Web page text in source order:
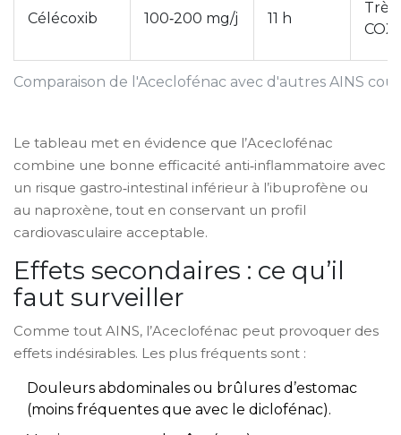
Comparaison de l'Aceclofénac avec d'autres AINS
Célécoxib 100‑200 mg/j 11 h
Très
Le tableau met en évidence que l’Aceclofénac
combine une bonne efficacité anti‑inflammatoire avec
un risque gastro‑intestinal inférieur à l’ibuprofène ou
au naproxène, tout en conservant un profil
cardiovasculaire acceptable.
Effets secondaires : ce qu’il
faut surveiller
Comme tout AINS, l’Aceclofénac peut provoquer des
effets indésirables. Les plus fréquents sont :
Douleurs abdominales ou brûlures d’estomac
(moins fréquentes que avec le diclofénac).